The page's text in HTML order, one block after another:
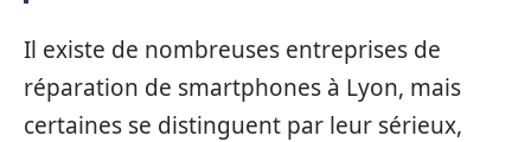
Il existe de nombreuses entreprises de
réparation de smartphones à Lyon, mais
certaines se distinguent par leur sérieux,